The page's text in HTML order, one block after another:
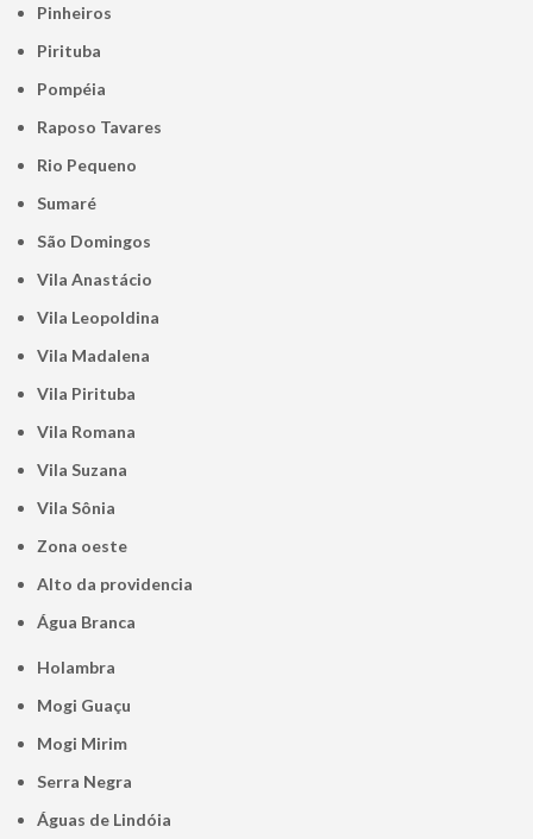
Pinheiros
Pirituba
Pompéia
Raposo Tavares
Rio Pequeno
Sumaré
São Domingos
Vila Anastácio
Vila Leopoldina
Vila Madalena
Vila Pirituba
Vila Romana
Vila Suzana
Vila Sônia
Zona oeste
alto da providencia
Água Branca
Holambra
Mogi Guaçu
Mogi Mirim
Serra Negra
Águas de Lindóia